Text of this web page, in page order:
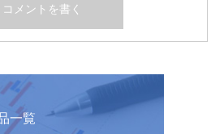
一覧